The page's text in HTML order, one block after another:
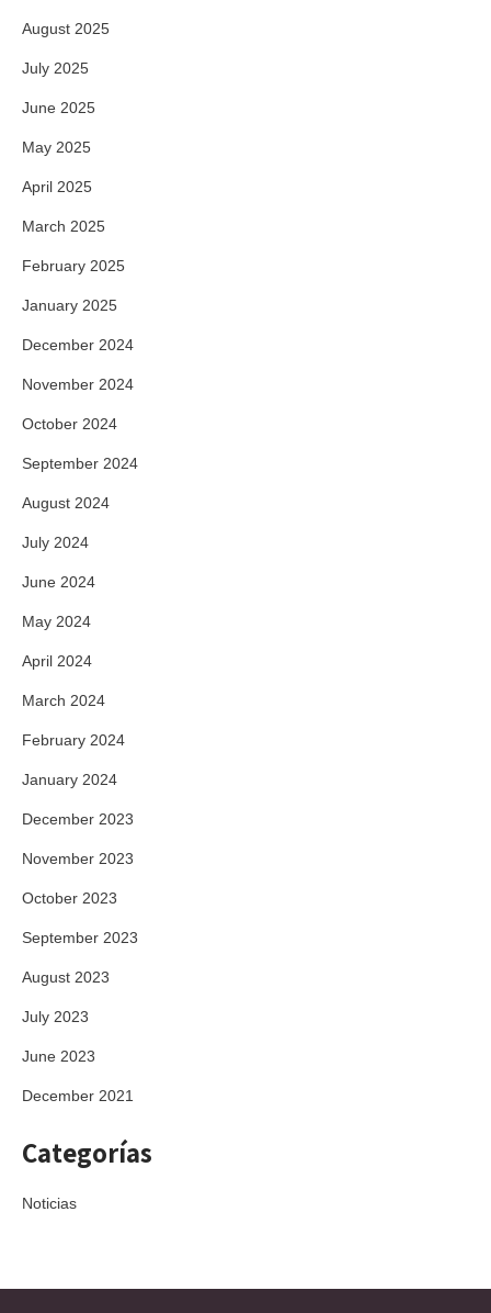
August 2025
July 2025
June 2025
May 2025
April 2025
March 2025
February 2025
January 2025
December 2024
November 2024
October 2024
September 2024
August 2024
July 2024
June 2024
May 2024
April 2024
March 2024
February 2024
January 2024
December 2023
November 2023
October 2023
September 2023
August 2023
July 2023
June 2023
December 2021
Categorías
Noticias